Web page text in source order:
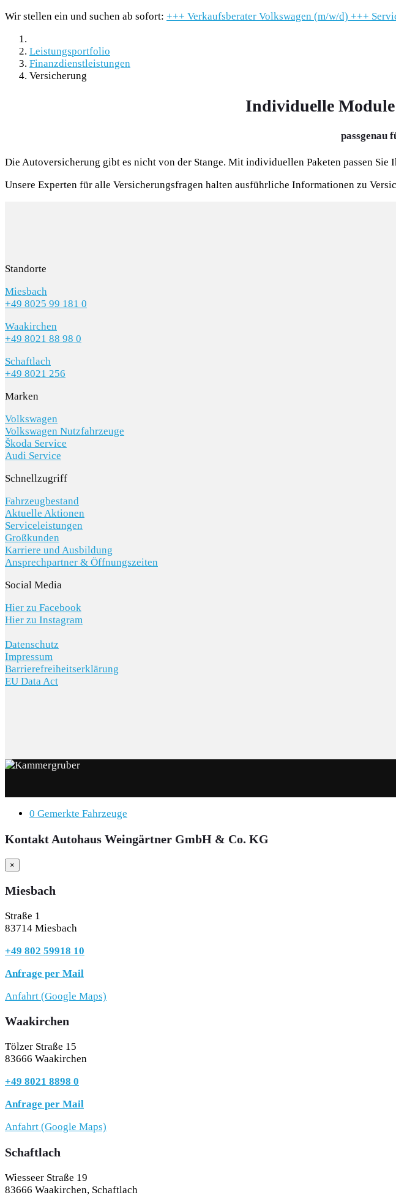
Wir stellen ein und suchen ab sofort: +++ Verkaufsberater Volkswagen (m/w/d) +++
Leistungsportfolio
Finanzdienstleistungen
Versicherung
Individuelle
passgenau
Die Autoversicherung gibt es nicht von der Stange. Mit individuellen Paketen passen Sie
Unsere Experten für alle Versicherungsfragen halten ausführliche Informationen zu
Standorte
Miesbach
+49 8025 99 181 0
Waakirchen
+49 8021 88 98 0
Schaftlach
+49 8021 256
Marken
Volkswagen
Volkswagen Nutzfahrzeuge
Škoda Service
Audi Service
Schnellzugriff
Fahrzeugbestand
Aktuelle Aktionen
Serviceleistungen
Großkunden
Karriere und Ausbildung
Ansprechpartner & Öffnungszeiten
Social Media
Hier zu Facebook
Hier zu Instagram
Datenschutz
Impressum
Barrierefreiheitserklärung
EU Data Act
0 Gemerkte Fahrzeuge
Kontakt Autohaus Weingärtner GmbH & Co. KG
×
Miesbach
Straße 1
83714 Miesbach
+49 802 59918 10
Anfrage per Mail
Anfahrt (Google Maps)
Waakirchen
Tölzer Straße 15
83666 Waakirchen
+49 8021 8898 0
Anfrage per Mail
Anfahrt (Google Maps)
Schaftlach
Wiesseer Straße 19
83666 Waakirchen, Schaftlach